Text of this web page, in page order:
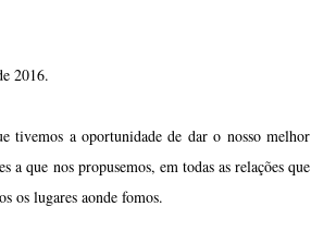
2016.
tivemos a oportunidade de dar o nosso melhor
a que nos propusemos, em todas as relações que
os lugares aonde fomos.